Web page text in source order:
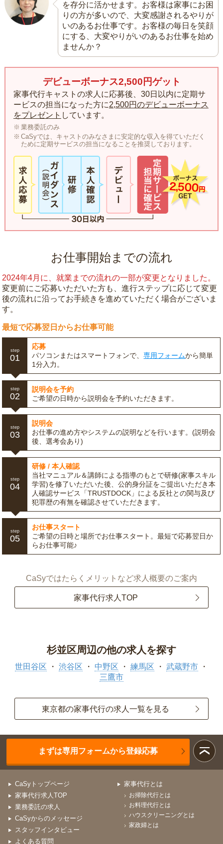
を存分に活かせます。お客様は家事にお困
りの方が多いので、大変感謝されるやりが
いのあるお仕事です。お客様の毎日を笑顔
にする、大変やりがいのあるお仕事を始め
ませんか？
デビューボーナス2,500円ゲット
家事代行キャストの求人に応募後、30日以内に定期サ
ービスの担当になった方に2,500円のデビューボーナス
をプレゼント しています。
業務委託のみ
CaSyでは、キャストのみなさまに安定的な収入を得ていただく
ために定期サービスの担当になることを推奨しております。
お仕事開始までの流れ
2024年4月に、就業までの流れの一部が変更となりました。
変更前にご応募いただいた方も、進行ステップに応じて変更
後の流れに沿ってお手続きを進めていただく場合がございま
す。
最短で応募翌日からお仕事可能
step
01
応募
パソコンまたはスマートフォンで、専用フォームから簡単
1分入力。
step
02
説明会を予約
ご希望の日時から説明会を予約いただきます。
step
03
説明会
お仕事の進め方やシステムの説明などを行います。(説明会
後、選考会あり)
step
04
研修 / 本人確認
当社マニュアル＆講師による指導のもとで研修(家事スキル
学習)を修了いただいた後、公的身分証をご提出いただき本
人確認サービス「TRUSTDOCK」による反社との関与及び
犯罪歴の有無を確認させていただきます。
step
05
お仕事スタート
ご希望の日時と場所でお仕事スタート。最短で応募翌日か
らお仕事可能♪
CaSyではたらくメリットなど求人概要のご案内
家事代行求人TOP
杉並区周辺の他の求人を探す
世田谷区 渋谷区 中野区 練馬区
武蔵野市
三鷹市
東京都の家事代行の求人一覧を見る
まずは専用フォームから登録応募
CaSyトップページ
家事代行求人TOP
業務委託の求人
CaSyからのメッセージ
スタッフインタビュー
よくある質問
家事代行とは
お掃除代行とは
お料理代行とは
ハウスクリーニングとは
家政婦とは